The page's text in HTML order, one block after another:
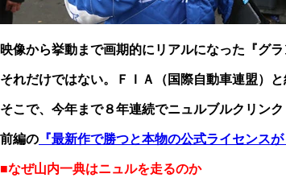
映像から挙動まで画期的にリアルになった『グ
それだけではない。ＦＩＡ（国際自動車連盟）
そこで、今年まで８年連続でニュルブルクリン
前編の 『最新作で勝つと本物の公式ライセンスが
■なぜ山内一典はニュルを走るのか